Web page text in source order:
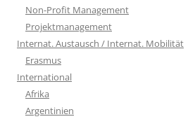
Non-Profit Management
Projektmanagement
Internat. Austausch / Internat. Mobilität
Erasmus
International
Afrika
Argentinien